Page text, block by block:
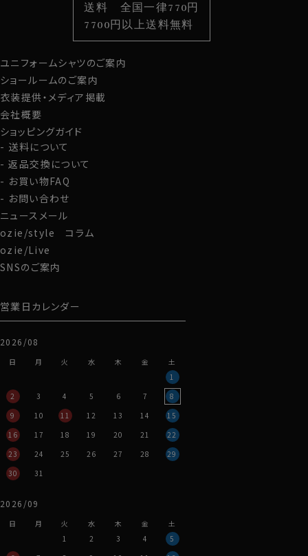
スタイルから選ぶ
カジュアルシャツ
定番シャツ
財布・名刺入れ
バッグ
ストール・マフラー
グローブ
ユニフォームシャツのご案内
ショールームのご案内
衣装提供・メディア掲載
会社概要
ショッピングガイド
送料について
返品交換について
お買い物FAQ
お問い合わせ
ニュースメール
ozie/style コラム
ozie/Live
SNSのご案内
営業日カレンダー
2026/08
日 月 火 水 木 金
土
1
2
3 4 5 6 7
8
9
10 11 12 13 14
15
16
17 18 19 20 21
22
23
24 25 26 27 28
29
30
31
2026/09
日 月 火 水 木 金
土
1
2 3 4
5
送料 全国一律770円
7700円以上送料無料